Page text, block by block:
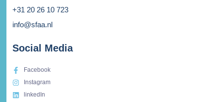
+31 20 26 10 723
info@sfaa.nl
Social Media
Facebook
Instagram
linkedIn